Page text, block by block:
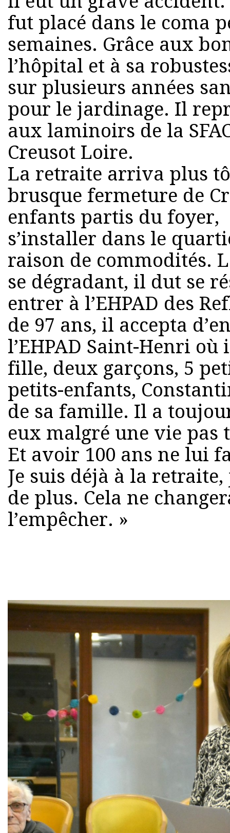
fut placé dans le coma
semaines. Grâce aux
l’hôpital et à sa
sur plusieurs années
pour le jardinage. Il
aux laminoirs de la
Creusot Loire.
La retraite arriva plus
brusque fermeture de
enfants partis du
s’installer dans le
raison de commodités.
se dégradant, il dut se
entrer à l’EHPAD des
de 97 ans, il accepta
l’EHPAD Saint-Henri
fille, deux garçons, 5
petits-enfants,
de sa famille. Il a
eux malgré une vie pas
Et avoir 100 ans ne lui
Je suis déjà à la
de plus. Cela ne
l’empêcher. »